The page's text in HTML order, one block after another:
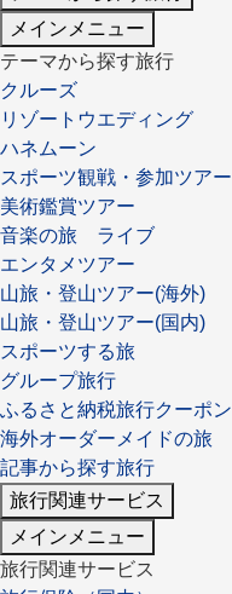
メインメニュー
テーマから探す旅行
クルーズ
リゾートウエディング
ハネムーン
スポーツ観戦・参加ツアー
美術鑑賞ツアー
音楽の旅 ライブ
エンタメツアー
山旅・登山ツアー(海外)
山旅・登山ツアー(国内)
スポーツする旅
グループ旅行
ふるさと納税旅行クーポン
海外オーダーメイドの旅
記事から探す旅行
旅行関連サービス
メインメニュー
旅行関連サービス